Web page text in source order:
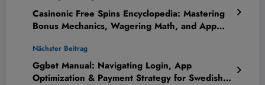
Casinonic Free Spins Encyclopedia: Mastering
Bonus Mechanics, Wagering Math, and App
Nächster Beitrag
Ggbet Manual: Navigating Login, App
Optimization & Payment Strategy for Swedish